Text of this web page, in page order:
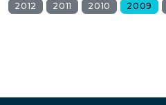
2012
2011 2010 2009